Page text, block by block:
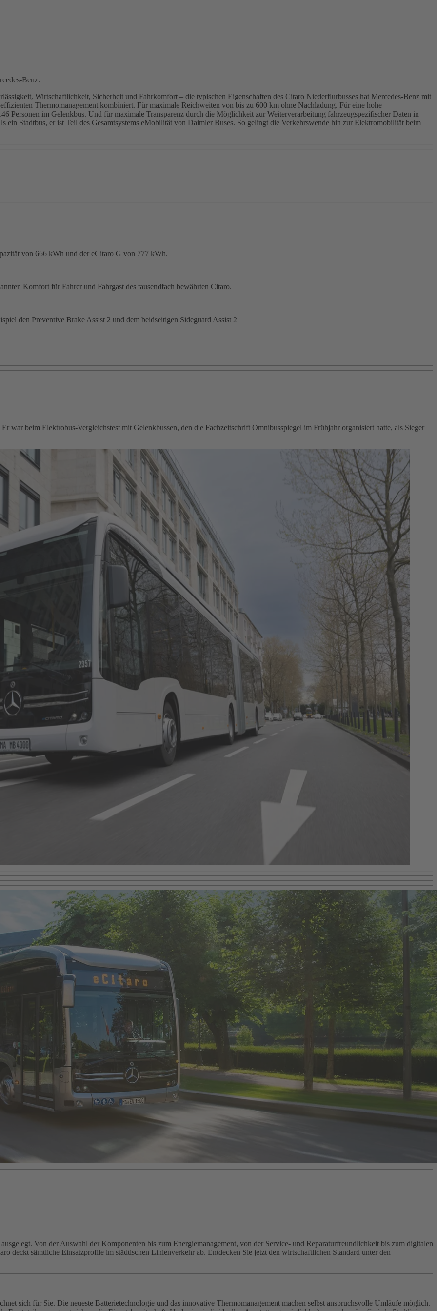
Benz.
Wirtschaftlichkeit, Sicherheit und Fahrkomfort – die typischen Eigenschaften des Citaro Niederflurbusses hat Mercedes-Benz mit
Thermomanagement kombiniert. Für maximale Reichweiten von bis zu 600 km ohne Nachladung. Für eine hohe
Personen im Gelenkbus. Und für maximale Transparenz durch die Möglichkeit zur Weiterverarbeitung fahrzeugspezifischer Daten in
ein Stadtbus, er ist Teil des Gesamtsystems eMobilität von Daimler Buses. So gelingt die Verkehrswende hin zur Elektromobilität beim
von 666 kWh und der eCitaro G von 777 kWh.
Komfort für Fahrer und Fahrgast des tausendfach bewährten Citaro.
den Preventive Brake Assist 2 und dem beidseitigen Sideguard Assist 2.
war beim Elektrobus‑Vergleichstest mit Gelenkbussen, den die Fachzeitschrift Omnibusspiegel im Frühjahr organisiert hatte, als Sieger
Von der Auswahl der Komponenten bis zum Energiemanagement, von der Service- und Reparaturfreundlichkeit bis zum digitalen
deckt sämtliche Einsatzprofile im städtischen Linienverkehr ab. Entdecken Sie jetzt den wirtschaftlichen Standard unter den
sich für Sie. Die neueste Batterietechnologie und das innovative Thermomanagement machen selbst anspruchsvolle Umläufe möglich.